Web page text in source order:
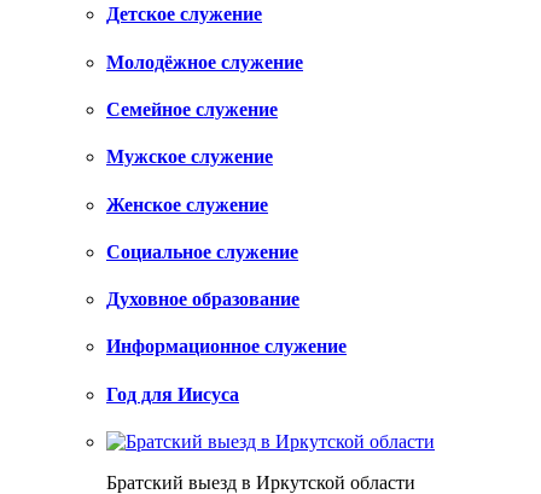
Детское служение
Молодёжное служение
Семейное служение
Мужское служение
Женское служение
Социальное служение
Духовное образование
Информационное служение
Год для Иисуса
Братский выезд в Иркутской области